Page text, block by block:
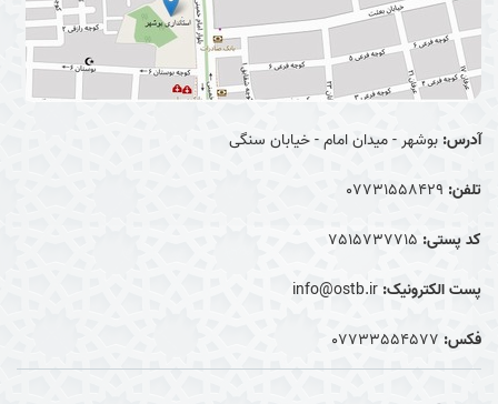
آدرس: بوشهر - میدان امام - خیابان سنگی
تلفن: 07731558429
کد پستی: 7515737715
پست الکترونیک: info@ostb.ir
فکس: 07733554577